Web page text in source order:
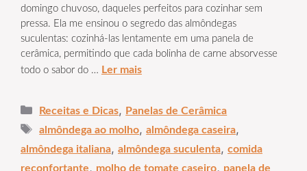
domingo chuvoso, daqueles perfeitos para cozinhar sem
pressa. Ela me ensinou o segredo das almôndegas
suculentas: cozinhá-las lentamente em uma panela de
cerâmica, permitindo que cada bolinha de carne absorvesse
todo o sabor do … Ler mais
Categorias
Receitas e Dicas, Panelas de Cerâmica
Tags
almôndega ao molho,almôndega caseira,
almôndega italiana, almôndega suculenta, comida
reconfortante, molho de tomate caseiro, panela de